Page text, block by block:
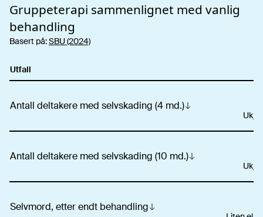
Gruppeterapi sammenlignet med vanlig
behandling
Basert på:SBU (2024)
Utfall
Antall deltakere med selvskading (4 md.)
Antall deltakere med selvskading (10 md.)
Selvmord, etter endt behandling